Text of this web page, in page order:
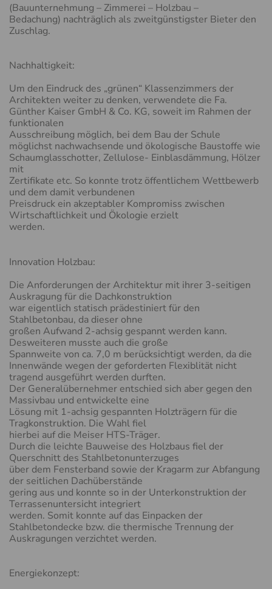
(Bauunternehmung – Zimmerei – Holzbau –
Bedachung) nachträglich als zweitgünstigster Bieter den
Zuschlag.
Nachhaltigkeit:
Um den Eindruck des „grünen“ Klassenzimmers der
Architekten weiter zu denken, verwendete die Fa.
Günther Kaiser GmbH & Co. KG, soweit im Rahmen der
funktionalen
Ausschreibung möglich, bei dem Bau der Schule
möglichst nachwachsende und ökologische Baustoffe wie
Schaumglasschotter, Zellulose- Einblasdämmung, Hölzer
mit
Zertifikate etc. So konnte trotz öffentlichem Wettbewerb
und dem damit verbundenen
Preisdruck ein akzeptabler Kompromiss zwischen
Wirtschaftlichkeit und Ökologie erzielt
werden.
Innovation Holzbau:
Die Anforderungen der Architektur mit ihrer 3-seitigen
Auskragung für die Dachkonstruktion
war eigentlich statisch prädestiniert für den
Stahlbetonbau, da dieser ohne
großen Aufwand 2-achsig gespannt werden kann.
Desweiteren musste auch die große
Spannweite von ca. 7,0 m berücksichtigt werden, da die
Innenwände wegen der geforderten Flexiblität nicht
tragend ausgeführt werden durften.
Der Generalübernehmer entschied sich aber gegen den
Massivbau und entwickelte eine
Lösung mit 1-achsig gespannten Holzträgern für die
Tragkonstruktion. Die Wahl fiel
hierbei auf die Meiser HTS-Träger.
Durch die leichte Bauweise des Holzbaus fiel der
Querschnitt des Stahlbetonunterzuges
über dem Fensterband sowie der Kragarm zur Abfangung
der seitlichen Dachüberstände
gering aus und konnte so in der Unterkonstruktion der
Terrassenuntersicht integriert
werden. Somit konnte auf das Einpacken der
Stahlbetondecke bzw. die thermische Trennung der
Auskragungen verzichtet werden.
Energiekonzept: